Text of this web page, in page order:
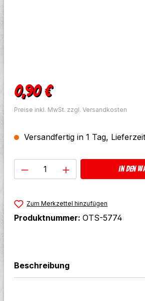
Regulärer Preis:
0,90 €
Preise inkl. MwSt. zzgl. Versandkosten
Versandfertig in 1 Tag,
Produkt Anzahl: GibIn den
Zum Merkzettel hinzufügen
Produktnummer: OTS-5774
Beschreibung